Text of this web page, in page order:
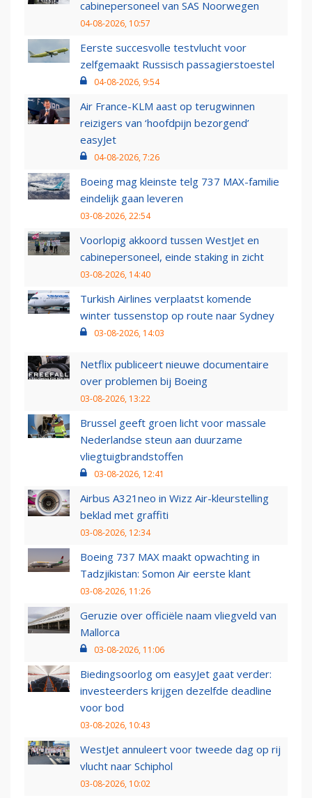
cabinepersoneel van SAS Noorwegen
04-08-2026, 10:57
Eerste succesvolle testvlucht voor
zelfgemaakt Russisch passagierstoestel
04-08-2026, 9:54
Air France-KLM aast op terugwinnen
reizigers van ‘hoofdpijn bezorgend’
easyJet
04-08-2026, 7:26
Boeing mag kleinste telg 737 MAX-familie
eindelijk gaan leveren
03-08-2026, 22:54
Voorlopig akkoord tussen WestJet en
cabinepersoneel, einde staking in zicht
03-08-2026, 14:40
Turkish Airlines verplaatst komende
winter tussenstop op route naar Sydney
03-08-2026, 14:03
Netflix publiceert nieuwe documentaire
over problemen bij Boeing
03-08-2026, 13:22
Brussel geeft groen licht voor massale
Nederlandse steun aan duurzame
vliegtuigbrandstoffen
03-08-2026, 12:41
Airbus A321neo in Wizz Air-kleurstelling
beklad met graffiti
03-08-2026, 12:34
Boeing 737 MAX maakt opwachting in
Tadzjikistan: Somon Air eerste klant
03-08-2026, 11:26
Geruzie over officiële naam vliegveld van
Mallorca
03-08-2026, 11:06
Biedingsoorlog om easyJet gaat verder:
investeerders krijgen dezelfde deadline
voor bod
03-08-2026, 10:43
WestJet annuleert voor tweede dag op rij
vlucht naar Schiphol
03-08-2026, 10:02